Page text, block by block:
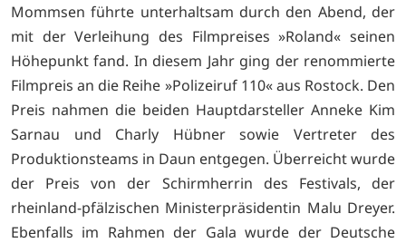
Mommsen führte unterhaltsam durch den Abend, der
mit der Verleihung des Filmpreises »Roland« seinen
Höhepunkt fand. In diesem Jahr ging der renommierte
Filmpreis an die Reihe »Polizeiruf 110« aus Rostock. Den
Preis nahmen die beiden Hauptdarsteller Anneke Kim
Sarnau und Charly Hübner sowie Vertreter des
Produktionsteams in Daun entgegen. Überreicht wurde
der Preis von der Schirmherrin des Festivals, der
rheinland-pfälzischen Ministerpräsidentin Malu Dreyer.
Ebenfalls im Rahmen der Gala wurde der Deutsche